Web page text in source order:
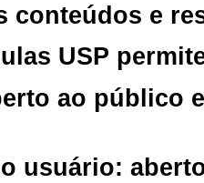
conteúdos e
USP
ao público
usuário: